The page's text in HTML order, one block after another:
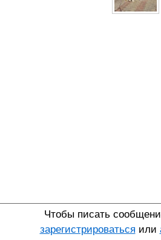
Чтобы писать
зарегистрироваться или